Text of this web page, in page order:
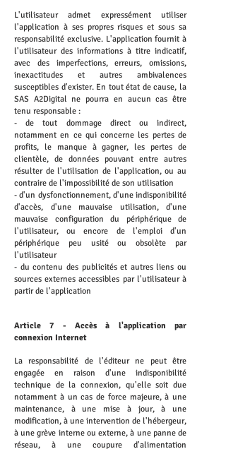
L'utilisateur admet expressément utiliser
l'application à ses propres risques et sous sa
responsabilité exclusive. L'application fournit à
l'utilisateur des informations à titre indicatif,
avec des imperfections, erreurs, omissions,
inexactitudes et autres ambivalences
susceptibles d'exister. En tout état de cause, la
SAS A2Digital ne pourra en aucun cas être
tenu responsable :
- de tout dommage direct ou indirect,
notamment en ce qui concerne les pertes de
profits, le manque à gagner, les pertes de
clientèle, de données pouvant entre autres
résulter de l'utilisation de l'application, ou au
contraire de l'impossibilité de son utilisation
- d'un dysfonctionnement, d'une indisponibilité
d'accès, d'une mauvaise utilisation, d'une
mauvaise configuration du périphérique de
l'utilisateur, ou encore de l'emploi d'un
périphérique peu usité ou obsolète par
l'utilisateur
- du contenu des publicités et autres liens ou
sources externes accessibles par l'utilisateur à
partir de l'application
Article 7 - Accès à l'application par
connexion Internet
La responsabilité de l'éditeur ne peut être
engagée en raison d'une indisponibilité
technique de la connexion, qu'elle soit due
notamment à un cas de force majeure, à une
maintenance, à une mise à jour, à une
modification, à une intervention de l'hébergeur,
à une grève interne ou externe, à une panne de
réseau, à une coupure d'alimentation